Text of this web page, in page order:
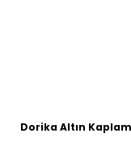
Dorika Altın